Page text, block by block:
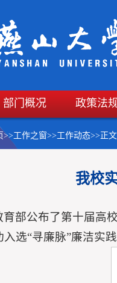
部门概况 政策法
>>工作之窗>>工作动态>> 正文
我校
育部公布了第十届高
选“寻廉脉”廉洁实践